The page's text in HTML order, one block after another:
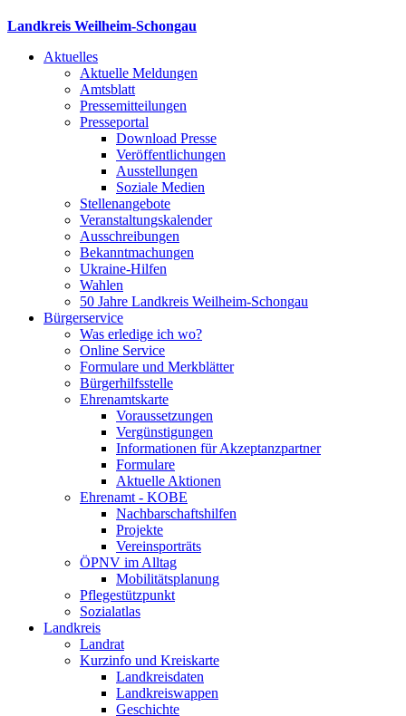
Landkreis Weilheim-Schongau
Aktuelles
Aktuelle Meldungen
Amtsblatt
Pressemitteilungen
Presseportal
Download Presse
Veröffentlichungen
Ausstellungen
Soziale Medien
Stellenangebote
Veranstaltungskalender
Ausschreibungen
Bekanntmachungen
Ukraine-Hilfen
Wahlen
50 Jahre Landkreis Weilheim-Schongau
Bürgerservice
Was erledige ich wo?
Online Service
Formulare und Merkblätter
Bürgerhilfsstelle
Ehrenamtskarte
Voraussetzungen
Vergünstigungen
Informationen für Akzeptanzpartner
Formulare
Aktuelle Aktionen
Ehrenamt - KOBE
Nachbarschaftshilfen
Projekte
Vereinsporträts
ÖPNV im Alltag
Mobilitätsplanung
Pflegestützpunkt
Sozialatlas
Landkreis
Landrat
Kurzinfo und Kreiskarte
Landkreisdaten
Landkreiswappen
Geschichte